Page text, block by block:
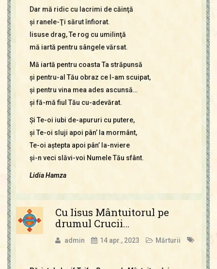
Dar mă ridic cu lacrimi de căinţă
şi ranele-Ţi sărut înfiorat.
Iisuse drag, Te rog cu umilinţă
mă iartă pentru sângele vărsat.
Mă iartă pentru coasta Ta străpunsă
şi pentru-al Tău obraz ce l-am scuipat,
şi pentru vina mea ades ascunsă…
şi fă-mă fiul Tău cu-adevărat.
Şi Te-oi iubi de-apururi cu putere,
şi Te-oi sluji apoi pân’ la mormânt,
Te-oi aştepta apoi pân’ la-nviere
şi-n veci slăvi-voi Numele Tău sfânt.
Lidia Hamza
Cu Iisus Mântuitorul pe
drumul Crucii…
admin 14 apr., 2023 Mărturii